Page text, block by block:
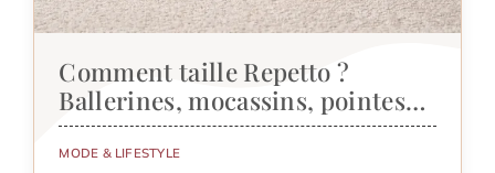
Comment taille Repetto ?
Ballerines, mocassins, pointes…
MODE & LIFESTYLE